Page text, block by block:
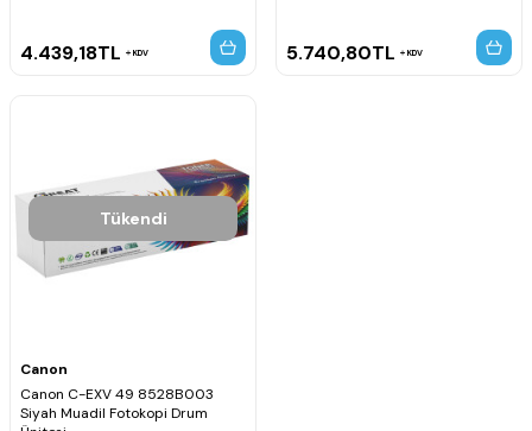
4.439,18TL KDV 5.740,80TL KDV
Tükendi
Canon
Canon C-EXV 49 8528B003
Siyah Muadil Fotokopi Drum